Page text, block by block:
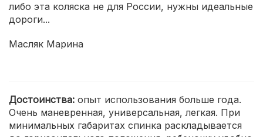
либо эта коляска не для России, нужны идеальные
дороги...
Масляк Марина
Достоинства: опыт использования больше года.
Очень маневренная, универсальная, легкая. При
минимальных габаритах спинка раскладывается